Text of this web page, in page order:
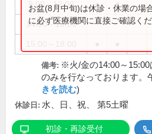
9:00～12:00 ● ●
14:00～16:00
お盆(8月中旬)は休診・休業の場
に必ず医療機関に直接ご確認くだ
備考: ※火/金の14:00～
のみを行なっております。
きを読む)
休診日: 水、日、祝、 第5土曜
初診・再診受付